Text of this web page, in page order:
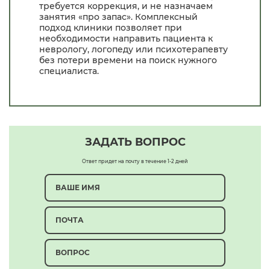
требуется коррекция, и не назначаем
занятия «про запас». Комплексный
подход клиники позволяет при
необходимости направить пациента к
неврологу, логопеду или психотерапевту
без потери времени на поиск нужного
специалиста.
ЗАДАТЬ ВОПРОС
Ответ придет на почту в течение 1-2 дней